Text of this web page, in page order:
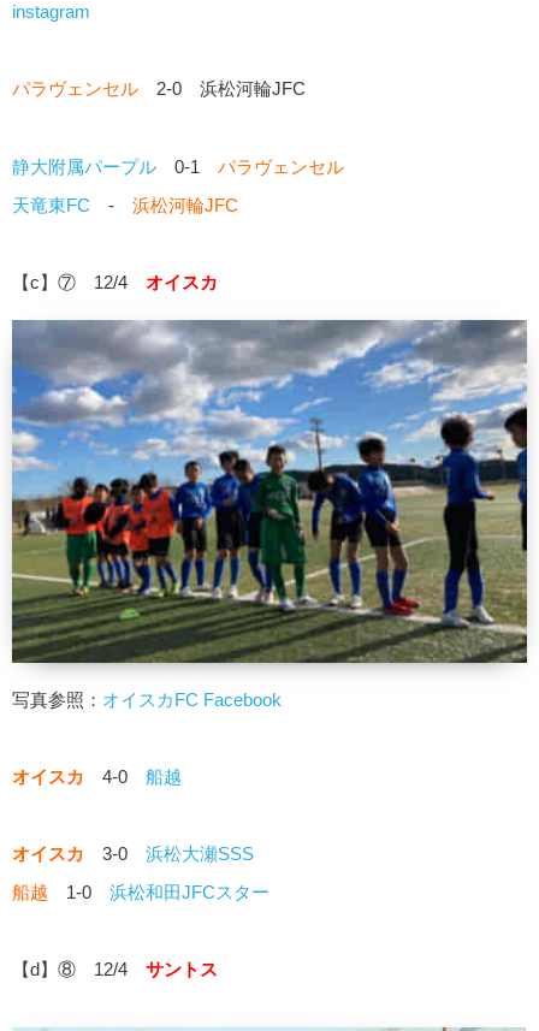
instagram
パラヴェンセル 2-0 浜松河輪JFC
静大附属パープル 0-1 パラヴェンセル
天竜東FC - 浜松河輪JFC
【c】⑦ 12/4 オイスカ
写真参照： オイスカFC Facebook
オイスカ 4-0 船越
オイスカ 3-0 浜松大瀬SSS
船越
1-0 浜松和田JFCスター
【d】⑧ 12/4 サントス